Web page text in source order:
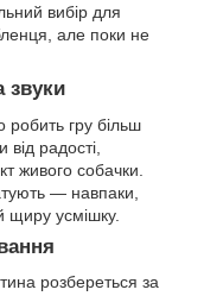
вибір для
але поки не
звуки
гру більш
радості,
живого собачки.
— навпаки,
щиру усмішку.
розбереться за